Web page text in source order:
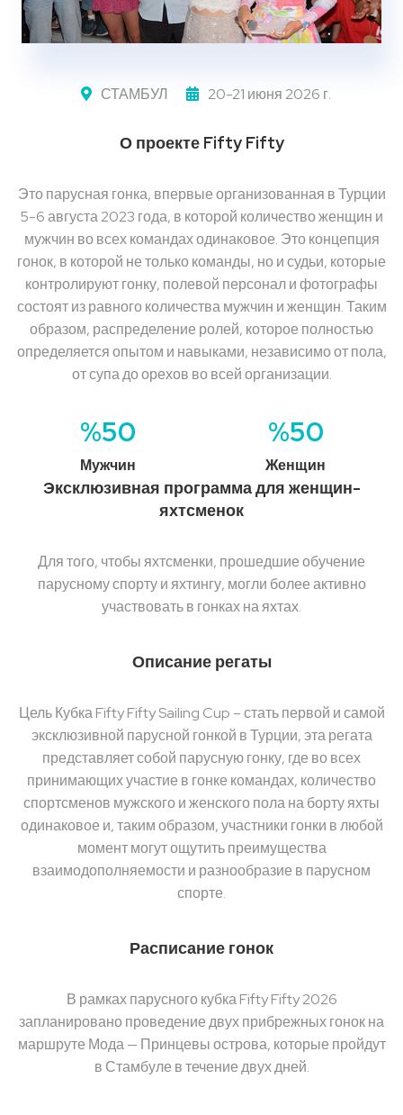
СТАМБУЛ 20-21 июня 2026 г.
О проекте Fifty Fifty
Это парусная гонка, впервые организованная в Турции
5-6 августа 2023 года, в которой количество женщин и
мужчин во всех командах одинаковое. Это концепция
гонок, в которой не только команды, но и судьи, которые
контролируют гонку, полевой персонал и фотографы
состоят из равного количества мужчин и женщин. Таким
образом, распределение ролей, которое полностью
определяется опытом и навыками, независимо от пола,
от супа до орехов во всей организации.
%50
Мужчин
%50
Женщин
Эксклюзивная программа для женщин-
яхтсменок
Для того, чтобы яхтсменки, прошедшие обучение
парусному спорту и яхтингу, могли более активно
участвовать в гонках на яхтах.
Описание регаты
Цель Кубка Fifty Fifty Sailing Cup – стать первой и самой
эксклюзивной парусной гонкой в Турции, эта регата
представляет собой парусную гонку, где во всех
принимающих участие в гонке командах, количество
спортсменов мужского и женского пола на борту яхты
одинаковое и, таким образом, участники гонки в любой
момент могут ощутить преимущества
взаимодополняемости и разнообразие в парусном
спорте.
Расписание гонок
В рамках парусного кубка Fifty Fifty 2026
запланировано проведение двух прибрежных гонок на
маршруте Мода — Принцевы острова, которые пройдут
в Стамбуле в течение двух дней.